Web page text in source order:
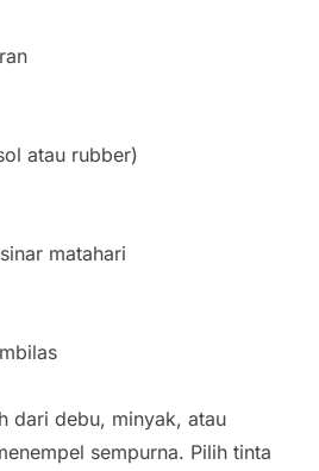
atau rubber)
matahari
dari debu, minyak, atau
sempurna. Pilih tinta